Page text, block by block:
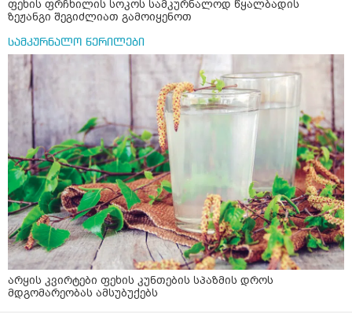
ფეხის ფრჩხილის სოკოს სამკურნალოდ წყალბადის
ზეჟანგი შეგიძლიათ გამოიყენოთ
სამკურნალო წერილები
არყის კვირტები ფეხის კუნთების სპაზმის დროს
მდგომარეობას ამსუბუქებს